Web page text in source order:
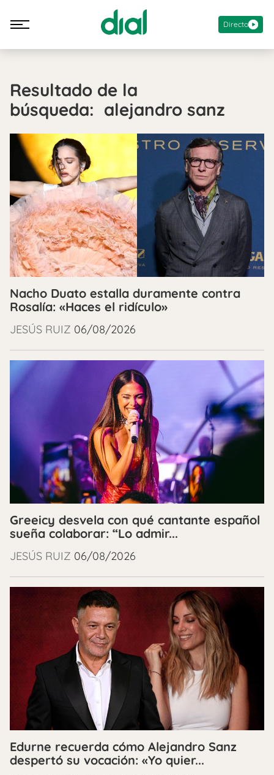
Directo
Resultado de la
búsqueda: alejandro sanz
Nacho Duato estalla duramente contra
Rosalía: «Haces el ridículo»
JESÚS RUIZ 06/08/2026
Greeicy desvela con qué cantante español
sueña colaborar: “Lo admir...
JESÚS RUIZ 06/08/2026
Edurne recuerda cómo Alejandro Sanz
despertó su vocación: «Yo quier...